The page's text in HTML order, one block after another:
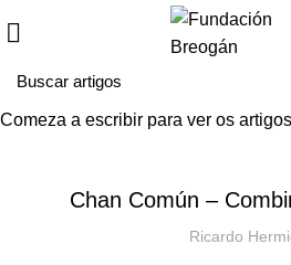
HOME NOVAS
Chan Común –
Ricardo
Comeza a escribir para ver os